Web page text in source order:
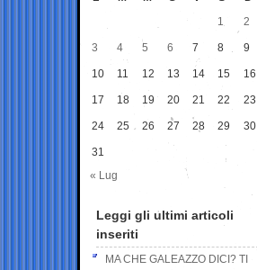
1
2
3 4 5 6 7 8 9
10 11 12 13 14 15 16
17 18 19 20 21 22 23
24 25 26 27 28 29 30
31
« Lug
Leggi gli ultimi articoli
inseriti
MA CHE GALEAZZO DICI? TI